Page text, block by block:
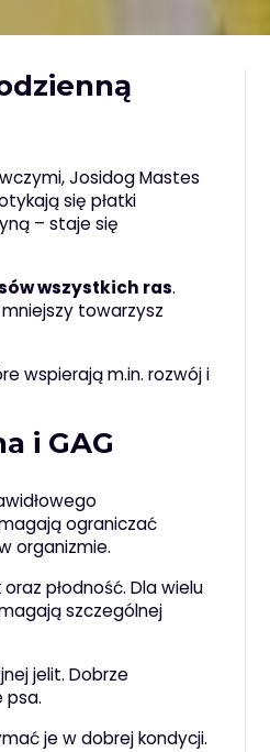
Josidog Mastes
się płatki
– staje się
wszystkich ras.
towarzysz
wspierają m.in. rozwój i
i GAG
ograniczać
organizmie.
płodność. Dla wielu
szczególnej
jelit. Dobrze
psa.
je w dobrej kondycji.